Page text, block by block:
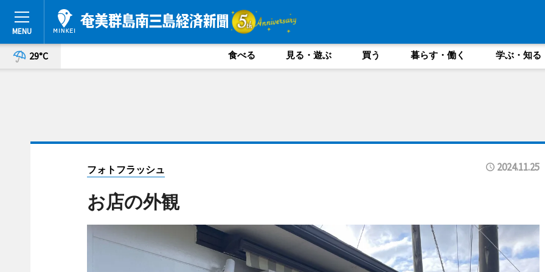
29°C 食べる 見る・遊ぶ 買う 暮らす・働く 学ぶ・知る
フォトフラッシュ 2024.11.25
お店の外観